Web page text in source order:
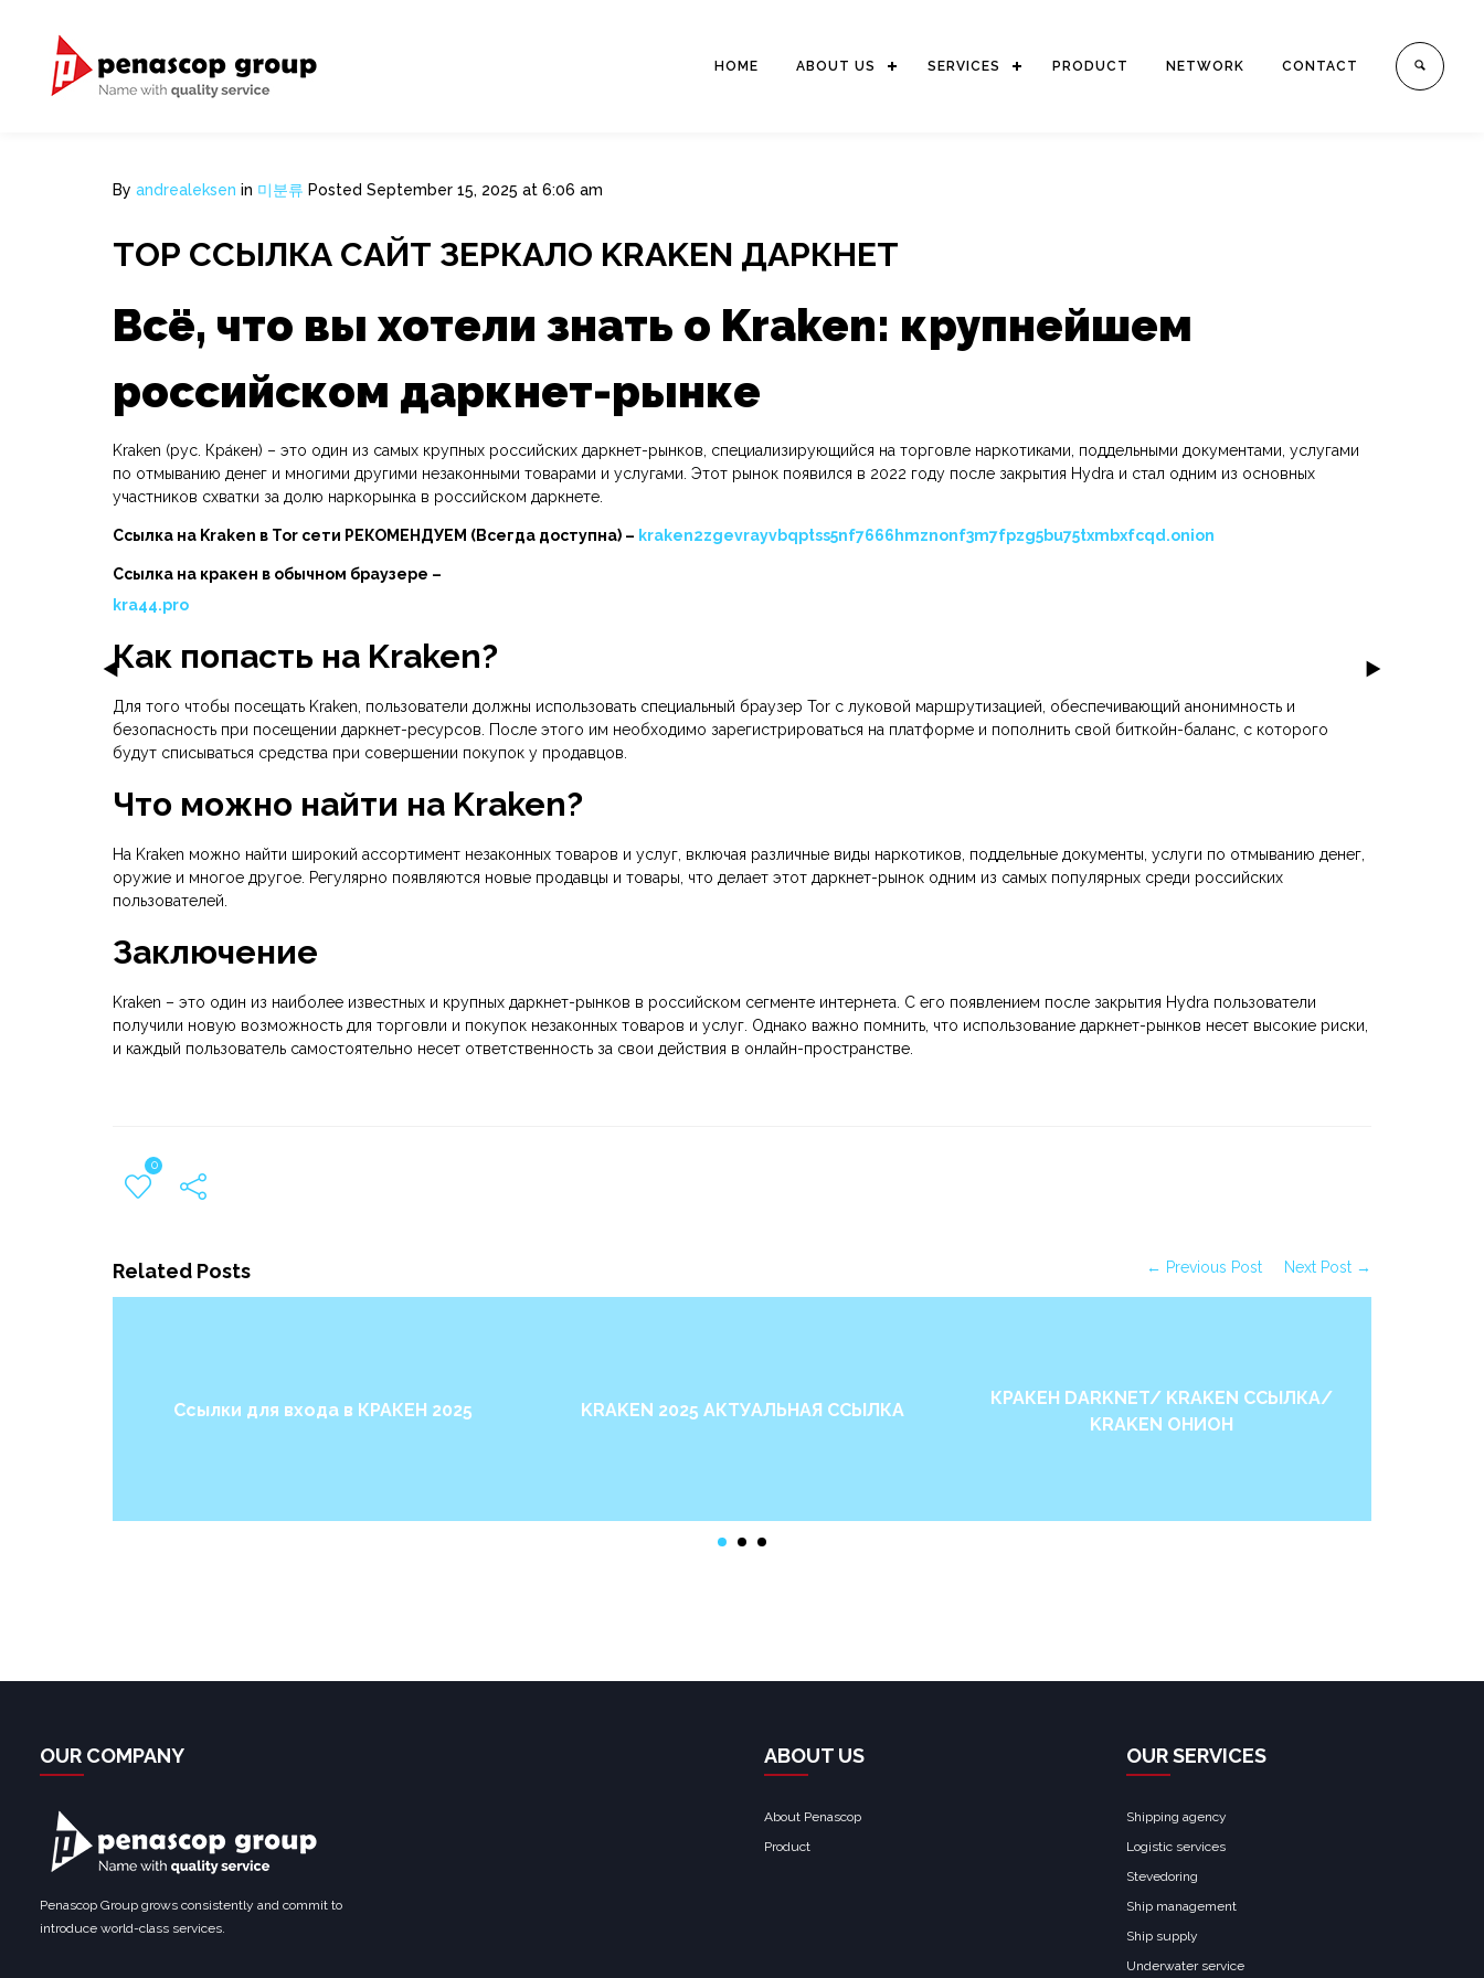
HOME ABOUT US SERVICES PRODUCT NETWORK CONTACT
By andrealeksen in 미분류 Posted September 15, 2025 at 6:06 am
ТОР ССЫЛКА САЙТ ЗЕРКАЛО KRAKEN ДАРКНЕТ
Всё, что вы хотели знать о Kraken: крупнейшем
российском даркнет-рынке
Kraken (рус. Кра́кен) – это один из самых крупных российских даркнет-рынков, специализирующийся на торговле наркотиками, поддельными документами, услугами
по отмыванию денег и многими другими незаконными товарами и услугами. Этот рынок появился в 2022 году после закрытия Hydra и стал одним из основных
участников схватки за долю наркорынка в российском даркнете.
Ссылка на Kraken в Tor сети РЕКОМЕНДУЕМ (Всегда доступна) – kraken2zgevrayvbqptss5nf7666hmznonf3m7fpzg5bu75txmbxfcqd.onion
Ссылка на кракен в обычном браузере –
kra44.pro
Как попасть на Kraken?
Для того чтобы посещать Kraken, пользователи должны использовать специальный браузер Tor с луковой маршрутизацией, обеспечивающий анонимность и
безопасность при посещении даркнет-ресурсов. После этого им необходимо зарегистрироваться на платформе и пополнить свой биткойн-баланс, с которого
будут списываться средства при совершении покупок у продавцов.
Что можно найти на Kraken?
На Kraken можно найти широкий ассортимент незаконных товаров и услуг, включая различные виды наркотиков, поддельные документы, услуги по отмыванию денег,
оружие и многое другое. Регулярно появляются новые продавцы и товары, что делает этот даркнет-рынок одним из самых популярных среди российских
пользователей.
Заключение
Kraken – это один из наиболее известных и крупных даркнет-рынков в российском сегменте интернета. С его появлением после закрытия Hydra пользователи
получили новую возможность для торговли и покупок незаконных товаров и услуг. Однако важно помнить, что использование даркнет-рынков несет высокие риски,
и каждый пользователь самостоятельно несет ответственность за свои действия в онлайн-пространстве.
0
Related Posts ← Previous Post Next Post →
Ссылки для входа в КРАКЕН 2025 KRAKEN 2025 АКТУАЛЬНАЯ ССЫЛКА
КРАКЕН DARKNET/ KRAKEN ССЫЛКА/
KRAKEN ОНИОН
OUR COMPANY
Penascop Group grows consistently and commit to
introduce world-class services.
ABOUT US
About Penascop
Product
OUR SERVICES
Shipping agency
Logistic services
Stevedoring
Ship management
Ship supply
Underwater service